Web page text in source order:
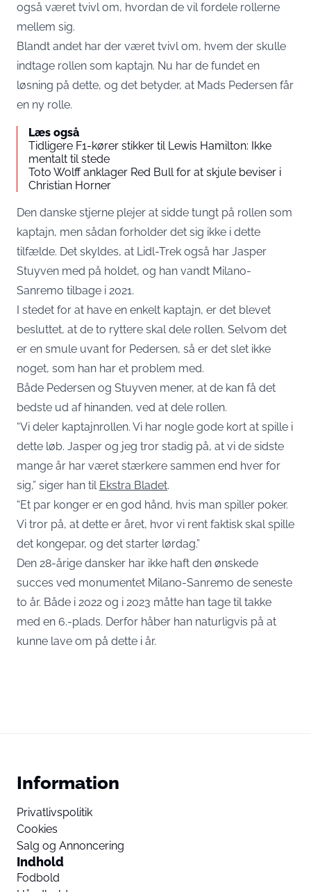
også været tvivl om, hvordan de vil fordele rollerne
mellem sig.
Blandt andet har der været tvivl om, hvem der skulle
indtage rollen som kaptajn. Nu har de fundet en
løsning på dette, og det betyder, at Mads Pedersen får
en ny rolle.
Læs også
Tidligere F1-kører stikker til Lewis Hamilton: Ikke
mentalt til stede
Toto Wolff anklager Red Bull for at skjule beviser i
Christian Horner
Den danske stjerne plejer at sidde tungt på rollen som
kaptajn, men sådan forholder det sig ikke i dette
tilfælde. Det skyldes, at Lidl-Trek også har Jasper
Stuyven med på holdet, og han vandt Milano-
Sanremo tilbage i 2021.
I stedet for at have en enkelt kaptajn, er det blevet
besluttet, at de to ryttere skal dele rollen. Selvom det
er en smule uvant for Pedersen, så er det slet ikke
noget, som han har et problem med.
Både Pedersen og Stuyven mener, at de kan få det
bedste ud af hinanden, ved at dele rollen.
“Vi deler kaptajnrollen. Vi har nogle gode kort at spille i
dette løb. Jasper og jeg tror stadig på, at vi de sidste
mange år har været stærkere sammen end hver for
sig,” siger han til Ekstra Bladet.
“Et par konger er en god hånd, hvis man spiller poker.
Vi tror på, at dette er året, hvor vi rent faktisk skal spille
det kongepar, og det starter lørdag.”
Den 28-årige dansker har ikke haft den ønskede
succes ved monumentet Milano-Sanremo de seneste
to år. Både i 2022 og i 2023 måtte han tage til takke
med en 6.-plads. Derfor håber han naturligvis på at
kunne lave om på dette i år.
Information
Privatlivspolitik
Cookies
Salg og Annoncering
Indhold
Fodbold